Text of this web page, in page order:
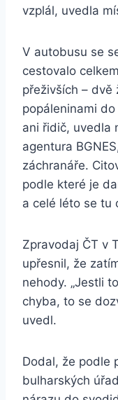
vzplál, uvedla
V autobusu se
cestovalo
přeživších – dvě
popáleninami
ani řidič, uvedla
agentura
záchranáře.
podle které je
a celé léto se tu
Zpravodaj ČT v
upřesnil, že
nehody. „Jestli
chyba, to se
uvedl.
Dodal, že podle
bulharských